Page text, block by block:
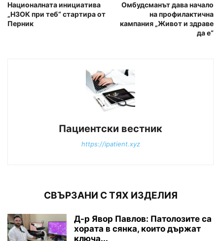
Националната инициатива
„НЗОК при теб“ стартира от
Перник
Омбудсманът дава начало
на профилактична
кампания „Живот и здраве
да е“
Пациентски вестник
https://ipatient.xyz
СВЪРЗАНИ С ТЯХ ИЗДЕЛИЯ
Д-р Явор Павлов: Патолозите са
хората в сянка, които държат
ключа...